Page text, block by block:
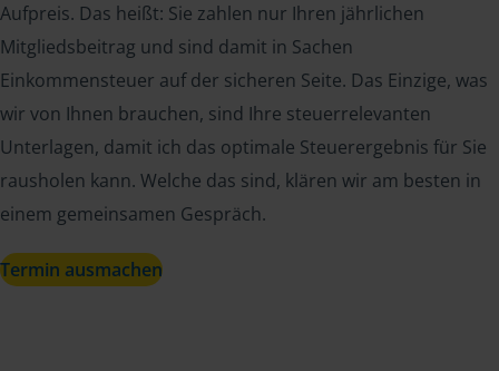
Aufpreis. Das heißt: Sie zahlen nur Ihren jährlichen
Mitgliedsbeitrag und sind damit in Sachen
Einkommensteuer auf der sicheren Seite. Das Einzige, was
wir von Ihnen brauchen, sind Ihre steuerrelevanten
Unterlagen, damit ich das optimale Steuerergebnis für Sie
rausholen kann. Welche das sind, klären wir am besten in
einem gemeinsamen Gespräch.
Termin ausmachen